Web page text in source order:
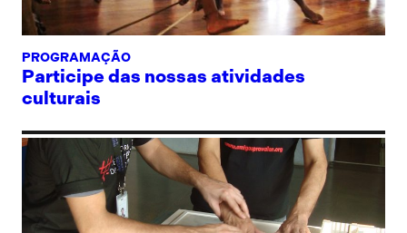
PROGRAMAÇÃO
Participe das nossas atividades
culturais